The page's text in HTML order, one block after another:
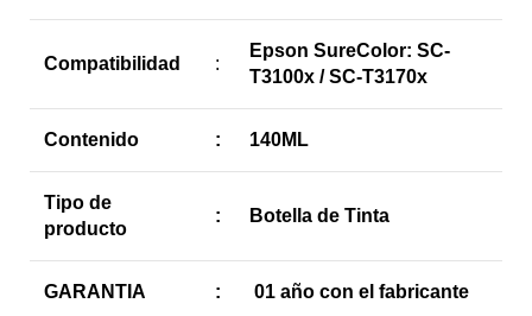
Compatibilidad :
Epson SureColor: SC-
T3100x / SC-T3170x
Contenido : 140ML
Tipo de
producto
: Botella de Tinta
GARANTIA : 01 año con el fabricante